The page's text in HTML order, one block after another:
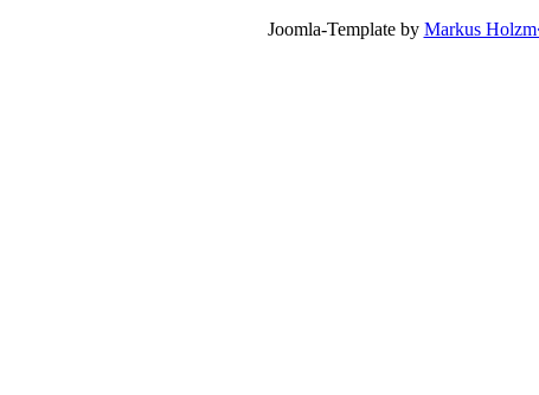
Joomla-Template by Markus